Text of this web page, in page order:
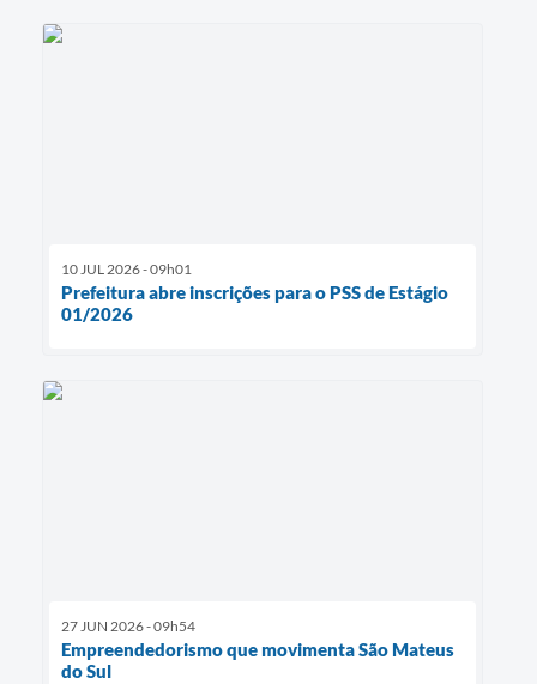
10 JUL 2026 - 09h01
Prefeitura abre inscrições para o PSS de Estágio
01/2026
27 JUN 2026 - 09h54
Empreendedorismo que movimenta São Mateus
do Sul